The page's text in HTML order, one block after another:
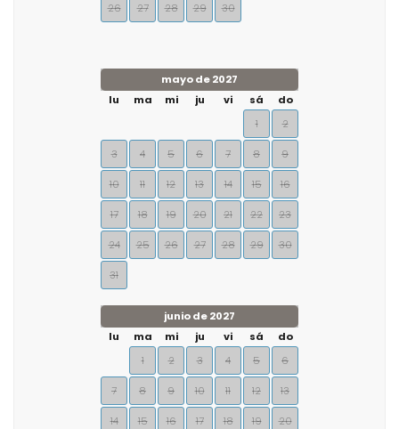
26 27 28 29 30
mayo de 2027
lu
ma mi ju vi sá
do
1
2
3 4 5 6 7 8 9
10 11 12 13 14 15 16
17 18 19 20 21 22 23
24 25 26 27 28 29 30
31
junio de 2027
lu
ma mi ju vi sá
do
1
2 3 4 5 6
7 8 9 10 11 12 13
14 15 16 17 18 19 20